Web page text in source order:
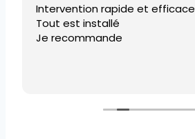
Intervention rapide et efficace
Tout est installé
Je recommande